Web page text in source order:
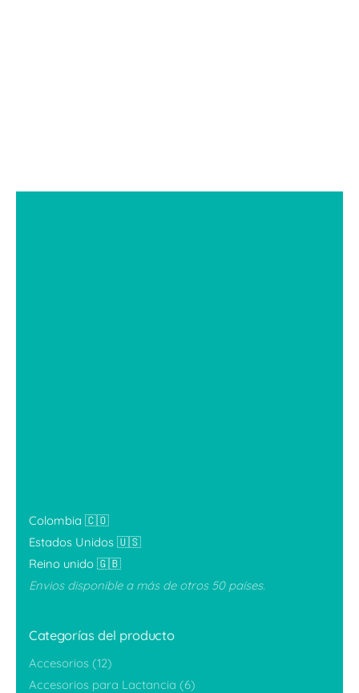
Colombia 🇨🇴
Estados Unidos 🇺🇸
Reino unido 🇬🇧
Envios disponible a más de otros 50 países.
Categorías del producto
Accesorios (12)
Accesorios para Lactancia (6)